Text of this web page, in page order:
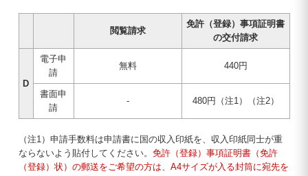
閲覧請求
免許（登録）事項証明書
の交付請求
D
電子申
請
無料 440円
書面申
請
- 480円（注1）（注2）
（注1）申請手数料は申請書に国の収入印紙を、収入印紙同士が重
ならないよう貼付してください。 免許（登録）事項証明書（免許
（登録）状）の郵送をご希望の方は、A4サイズが入る封筒に宛先を